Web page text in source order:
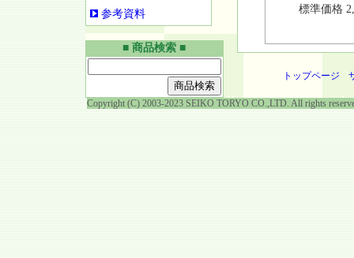
標準価格
トップページ
参考資料
■ 商品検索 ■
Copyright (C) 2003-2023 SEIKO TORYO CO.,LTD. All rights